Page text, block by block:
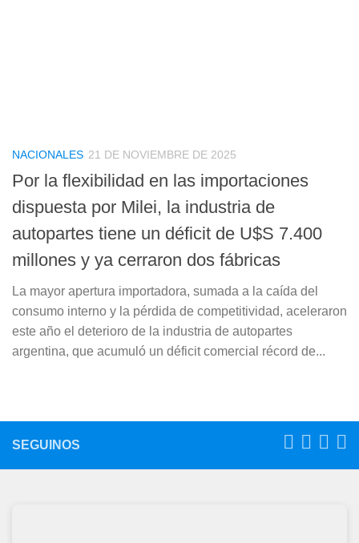
NACIONALES 21 DE NOVIEMBRE DE 2025
Por la flexibilidad en las importaciones
dispuesta por Milei, la industria de
autopartes tiene un déficit de U$S 7.400
millones y ya cerraron dos fábricas
La mayor apertura importadora, sumada a la caída del
consumo interno y la pérdida de competitividad, aceleraron
este año el deterioro de la industria de autopartes
argentina, que acumuló un déficit comercial récord de...
SEGUINOS